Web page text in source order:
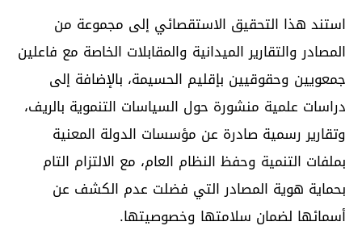
استند هذا التحقيق الاستقصائي إلى مجموعة من
المصادر والتقارير الميدانية والمقابلات الخاصة مع فاعلين
جمعويين وحقوقيين بإقليم الحسيمة، بالإضافة إلى
دراسات علمية منشورة حول السياسات التنموية بالريف،
وتقارير رسمية صادرة عن مؤسسات الدولة المعنية
بملفات التنمية وحفظ النظام العام، مع الالتزام التام
بحماية هوية المصادر التي فضلت عدم الكشف عن
أسمائها لضمان سلامتها وخصوصيتها.